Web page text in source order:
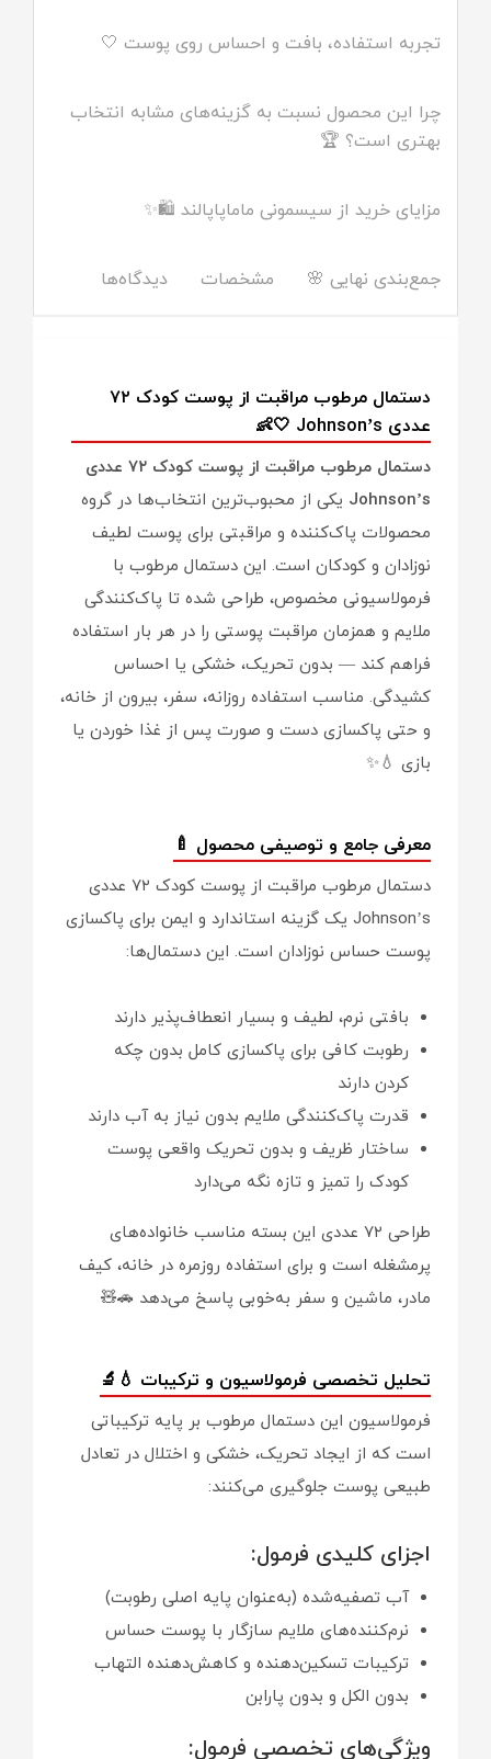
تجربه استفاده، بافت و احساس روی پوست 🤍
چرا این محصول نسبت به گزینه‌های مشابه انتخاب
بهتری است؟ 🏆
مزایای خرید از سیسمونی ماماپاپالند 🛍✨
جمع‌بندی نهایی 🌸 مشخصات دیدگاه‌ها
دستمال مرطوب مراقبت از پوست کودک ۷۲
عددی Johnson’s 🤍👶
دستمال مرطوب مراقبت از پوست کودک ۷۲ عددی
Johnson’s یکی از محبوب‌ترین انتخاب‌ها در گروه
محصولات پاک‌کننده و مراقبتی برای پوست لطیف
نوزادان و کودکان است. این دستمال مرطوب با
فرمولاسیونی مخصوص، طراحی شده تا پاک‌کنندگی
ملایم و همزمان مراقبت پوستی را در هر بار استفاده
فراهم کند — بدون تحریک، خشکی یا احساس
کشیدگی. مناسب استفاده روزانه، سفر، بیرون از خانه،
و حتی پاکسازی دست و صورت پس از غذا خوردن یا
بازی 💧✨
معرفی جامع و توصیفی محصول 🍼
دستمال مرطوب مراقبت از پوست کودک ۷۲ عددی
Johnson’s یک گزینه استاندارد و ایمن برای پاکسازی
پوست حساس نوزادان است. این دستمال‌ها:
بافتی نرم، لطیف و بسیار انعطاف‌پذیر دارند
رطوبت کافی برای پاکسازی کامل بدون چکه
کردن دارند
قدرت پاک‌کنندگی ملایم بدون نیاز به آب دارند
ساختار ظریف و بدون تحریک واقعی پوست
کودک را تمیز و تازه نگه می‌دارد
طراحی ۷۲ عددی این بسته مناسب خانواده‌های
پرمشغله است و برای استفاده روزمره در خانه، کیف
مادر، ماشین و سفر به‌خوبی پاسخ می‌دهد 🚗🧸
تحلیل تخصصی فرمولاسیون و ترکیبات 💧🔬
فرمولاسیون این دستمال مرطوب بر پایه ترکیباتی
است که از ایجاد تحریک، خشکی و اختلال در تعادل
طبیعی پوست جلوگیری می‌کنند:
اجزای کلیدی فرمول:
آب تصفیه‌شده (به‌عنوان پایه اصلی رطوبت)
نرم‌کننده‌های ملایم سازگار با پوست حساس
ترکیبات تسکین‌دهنده و کاهش‌دهنده التهاب
بدون الکل و بدون پارابن
ویژگی‌های تخصصی فرمول: